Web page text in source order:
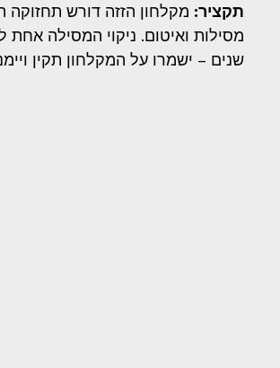
תקציר: מקלחון הזזה דורש תחזוקה
שנים – ישמרו על המקלחון תקין